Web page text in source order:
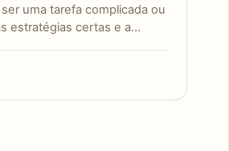
uma tarefa complicada ou
estratégias certas e a…